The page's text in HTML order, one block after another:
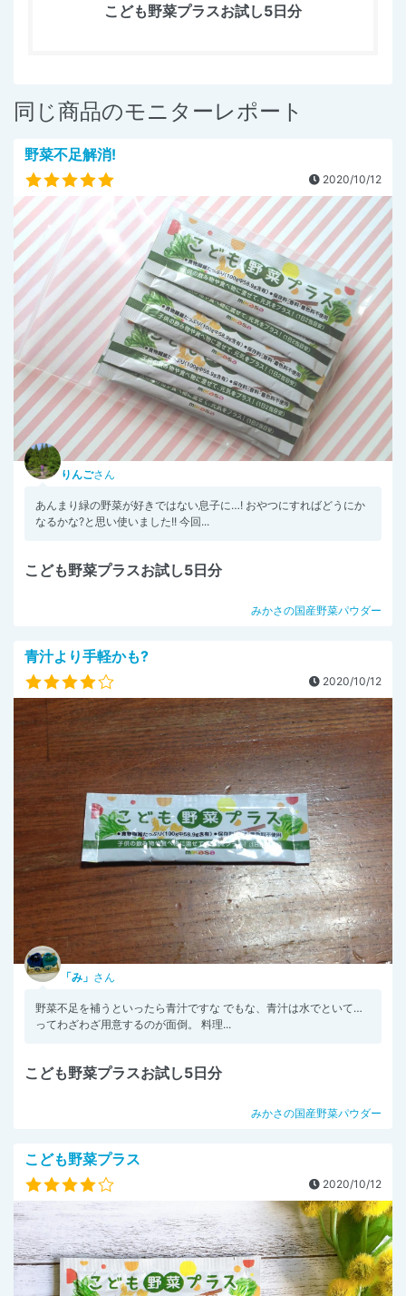
こども野菜プラスお試し5日分
同じ商品のモニターレポート
野菜不足解消!
2020/10/12
りんごさん
あんまり緑の野菜が好きではない息子に…! おやつにすればどうにか
なるかな?と思い使いました!! 今回...
こども野菜プラスお試し5日分
みかさの国産野菜パウダー
青汁より手軽かも?
2020/10/12
「み」 さん
野菜不足を補うといったら青汁ですな でもな、青汁は水でといて…
ってわざわざ用意するのが面倒。 料理...
こども野菜プラスお試し5日分
みかさの国産野菜パウダー
こども野菜プラス
2020/10/12